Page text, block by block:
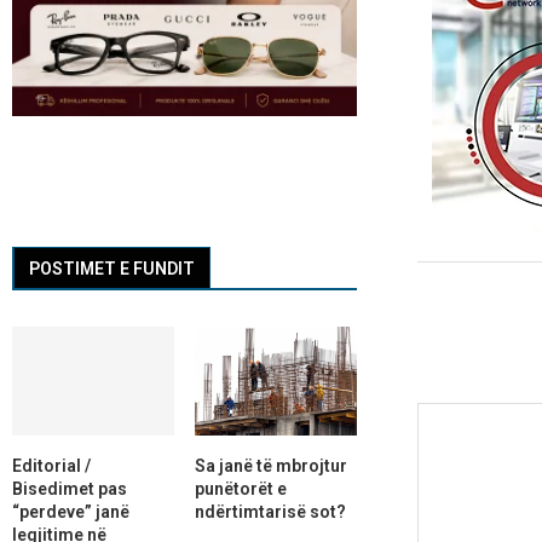
POSTIMET E FUNDIT
Editorial /
Bisedimet pas
“perdeve” janë
legjitime në
Sa janë të mbrojtur
punëtorët e
ndërtimtarisë sot?